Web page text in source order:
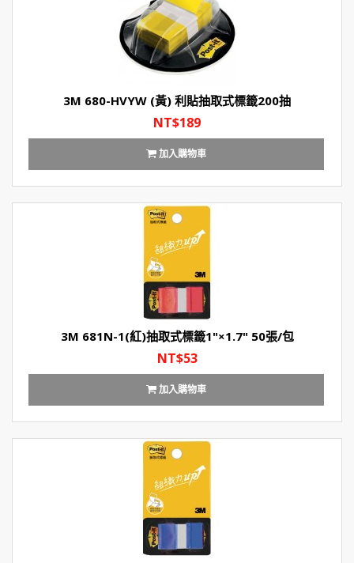
3M 680-HVYW (黃) 利貼抽取式標籤200抽
NT$189
加入購物車
3M 681N-1(紅)抽取式標籤1"×1.7" 50張/包
NT$53
加入購物車